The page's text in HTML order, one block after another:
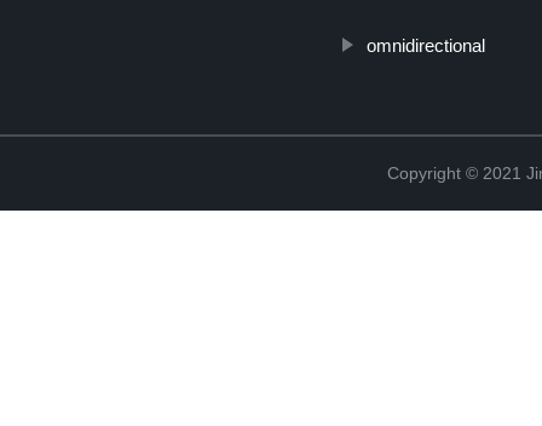
omnidirectional
Copyright © 2021